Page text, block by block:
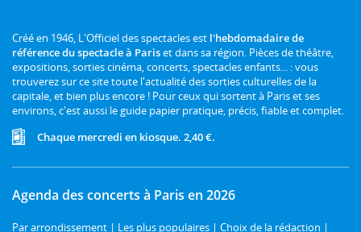
Créé en 1946, L'Officiel des spectacles est l'hebdomadaire de
référence du spectacle à Pariset dans sa région. Pièces de théâtre,
expositions, sorties cinéma, concerts, spectacles enfants... : vous
trouverez sur ce site toute l'actualité des sorties culturelles de la
capitale, et bien plus encore ! Pour ceux qui sortent à Paris et ses
environs, c'est aussi le guide papier pratique, précis, fiable et complet.
Chaque mercredi en kiosque. 2,40 €.
Agenda des concerts à Paris en 2026
Par arrondissement | Les plus populaires | Choix de la rédaction |